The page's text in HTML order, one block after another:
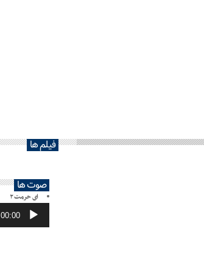
فیلم ها
صوت ها
ای حرمت ۲
پخش‌کننده
صوت 00:00